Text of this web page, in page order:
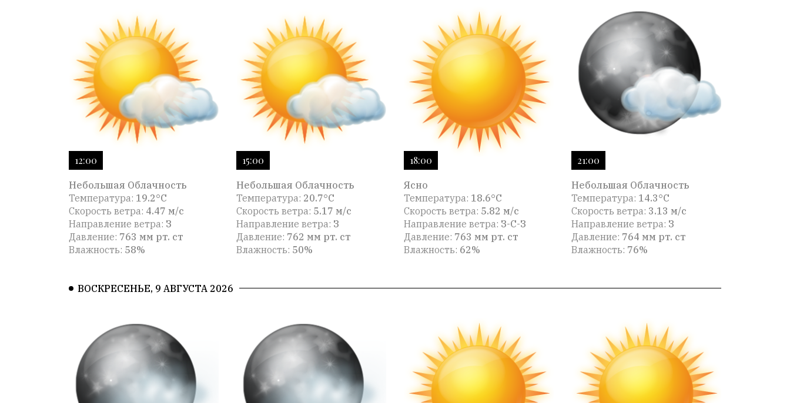
12:00
Небольшая Облачность
Температура: 19.2°C
Скорость ветра: 4.47 м/с
Направление ветра: З
Давление: 763 мм рт. ст
Влажность: 58%
15:00
Небольшая Облачность
Температура: 20.7°C
Скорость ветра: 5.17 м/с
Направление ветра: З
Давление: 762 мм рт. ст
Влажность: 50%
18:00
Ясно
Температура: 18.6°C
Скорость ветра: 5.82 м/с
Направление ветра: З-С-З
Давление: 763 мм рт. ст
Влажность: 62%
21:00
Небольшая Облачность
Температура: 14.3°C
Скорость ветра: 3.13 м/с
Направление ветра: З
Давление: 764 мм рт. ст
Влажность: 76%
ВОСКРЕСЕНЬЕ, 9 АВГУСТА 2026